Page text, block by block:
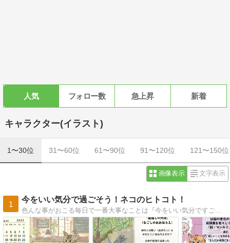
人気 フォロー数 急上昇 新着
キャラクター(イラスト)
1〜30位 31〜60位 61〜90位 91〜120位 121〜150位
画像表示 文字表示
1
今をいい気分で過ごそう！ネコのヒトコト！
色んな事がおこる毎日で一番大事なことは『今をいい気分ですごすこと！』と気が付きました！読んだ本やトピックスから気になったワードを取り上げてニャンコのイラストと共に書いています。自分の楽しい！を見つけてね。